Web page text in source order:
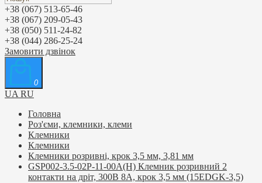
+38 (067) 513-65-46
+38 (067) 209-05-43
+38 (050) 511-24-82
+38 (044) 286-25-24
Замовити дзвінок
0
UA RU
Головна
Роз'єми, клемники, клеми
Клемники
Клемники
Клемники розривні, крок 3,5 мм, 3,81 мм
GSP002-3.5-02P-11-00A(H) Клемник розривний 2
контакти на дріт, 300В 8A, крок 3,5 мм (15EDGK-3,5)